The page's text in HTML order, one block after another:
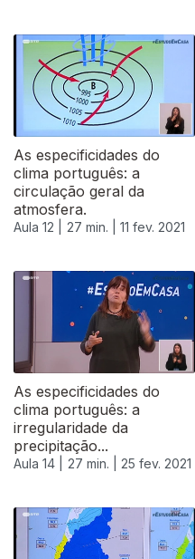
As especificidades do
clima português: a
circulação geral da
atmosfera.
Aula 12 | 27 min. | 11 fev. 2021
As especificidades do
clima português: a
irregularidade da
precipitação...
Aula 14 | 27 min. | 25 fev. 2021